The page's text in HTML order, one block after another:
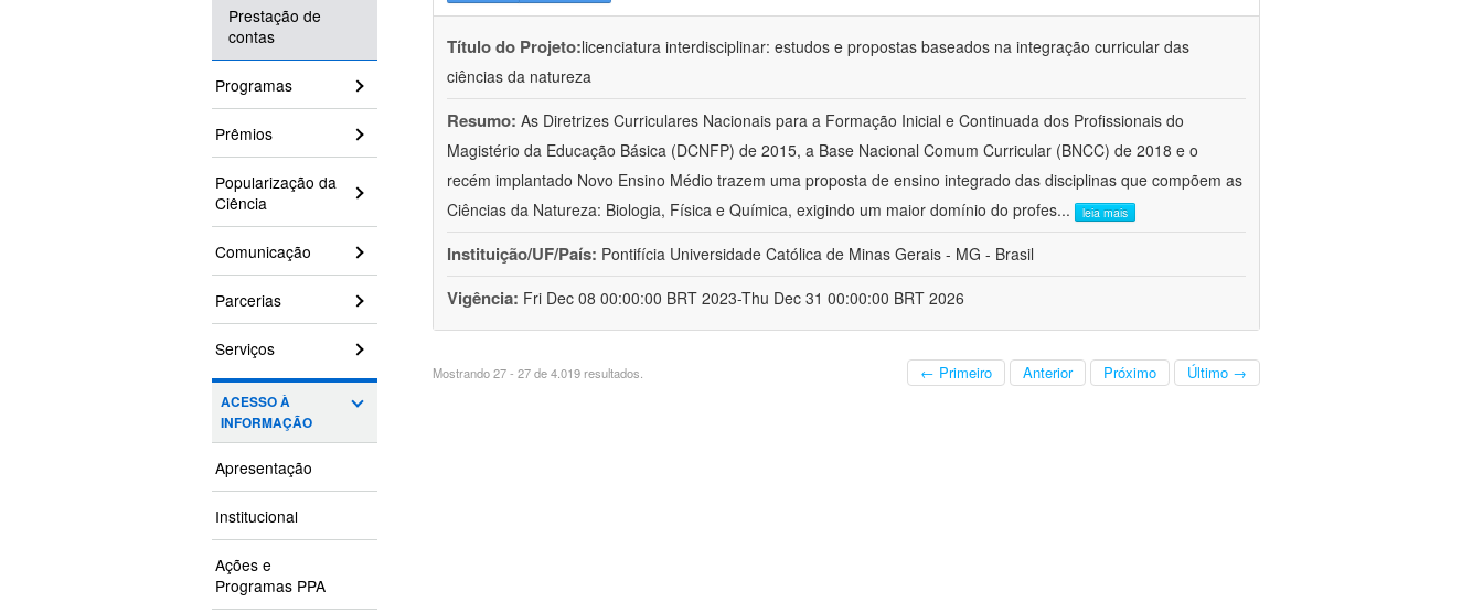
Prestação de
contas
Programas
Prêmios
Popularização da
Ciência
Comunicação
Parcerias
Serviços
ACESSO À
INFORMAÇÃO
Apresentação
Institucional
Ações e
Programas PPA
Título do Projeto:licenciatura interdisciplinar: estudos e propostas baseados na integração curricular das
ciências da natureza
Resumo: As Diretrizes Curriculares Nacionais para a Formação Inicial e Continuada dos Profissionais do
Magistério da Educação Básica (DCNFP) de 2015, a Base Nacional Comum Curricular (BNCC) de 2018 e o
recém implantado Novo Ensino Médio trazem uma proposta de ensino integrado das disciplinas que compõem as
Ciências da Natureza: Biologia, Física e Química, exigindo um maior domínio do profes... leia mais
Instituição/UF/País: Pontifícia Universidade Católica de Minas Gerais - MG - Brasil
Vigência: Fri Dec 08 00:00:00 BRT 2023-Thu Dec 31 00:00:00 BRT 2026
Mostrando 27 - 27 de 4.019 resultados. ← Primeiro Anterior Próximo Último →